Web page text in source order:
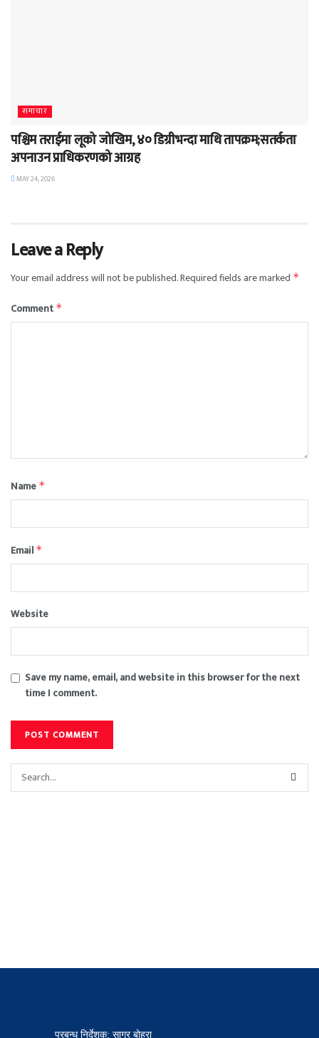
समाचार
पश्चिम तराईमा लूको जोखिम, ४० डिग्रीभन्दा माथि तापक्रम;सतर्कता
अपनाउन प्राधिकरणको आग्रह
MAY 24, 2026
Leave a Reply
Your email address will not be published.Required fields are marked *
Comment *
Name *
Email *
Website
Save my name, email, and website in this browser for the next
time I comment.
प्रबन्ध निर्देशक: सागर बोहरा